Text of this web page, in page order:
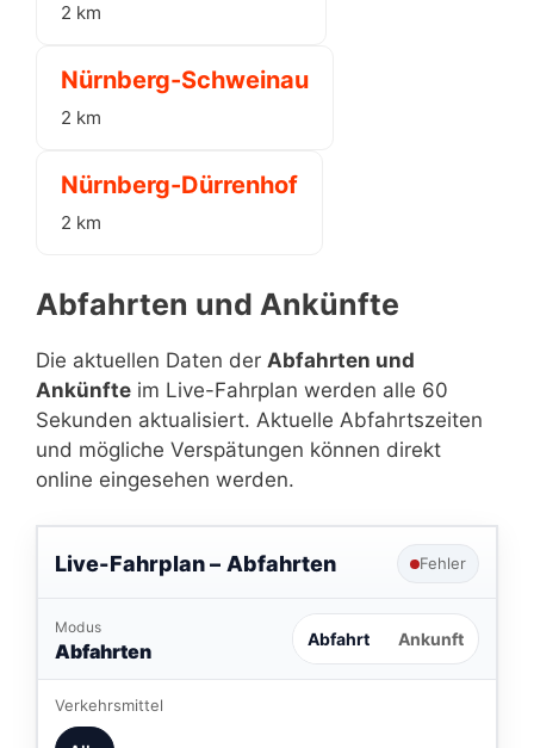
2 km
Nürnberg-Schweinau
2 km
Nürnberg-Dürrenhof
2 km
Abfahrten und Ankünfte
Die aktuellen Daten der Abfahrten und
Ankünfte im Live-Fahrplan werden alle 60
Sekunden aktualisiert. Aktuelle Abfahrtszeiten
und mögliche Verspätungen können direkt
online eingesehen werden.
Live-Fahrplan – Abfahrten Fehler
Modus
Abfahrten Abfahrt Ankunft
Verkehrsmittel